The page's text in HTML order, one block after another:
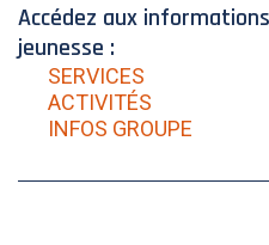
Accédez aux
jeunesse :
SERVICES
ACTIVITÉS
INFOS GROUPE